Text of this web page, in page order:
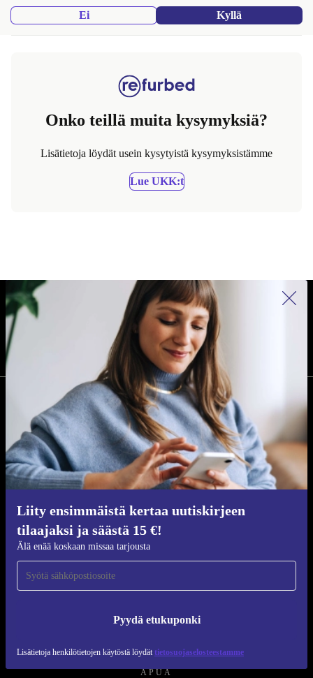
Ei Kyllä
Onko teillä muita kysymyksiä?
Lisätietoja löydät usein kysytyistä kysymyksistämme
Lue UKK:t
Liity ensimmäistä kertaa uutiskirjeen
tilaajaksi ja säästä 15 €!
Älä enää koskaan missaa tarjousta
Pyydä etukuponki
Lisätietoja henkilötietojen käytöstä löydät tietosuojaselosteestamme
REFURBED SUOMI - RETHINK NEW.
SEURAA MEITÄ
YRITYS
Miksi refurbed
Kunnostusprosessi
Kestävyys
Laatu
Tietoa meistä
APUA